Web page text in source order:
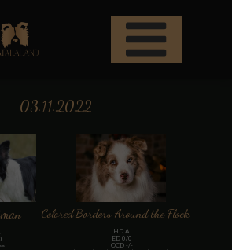
HD A
ED 0/0
OCD -/-
Colored Borders Around the Flock
03.11.2022